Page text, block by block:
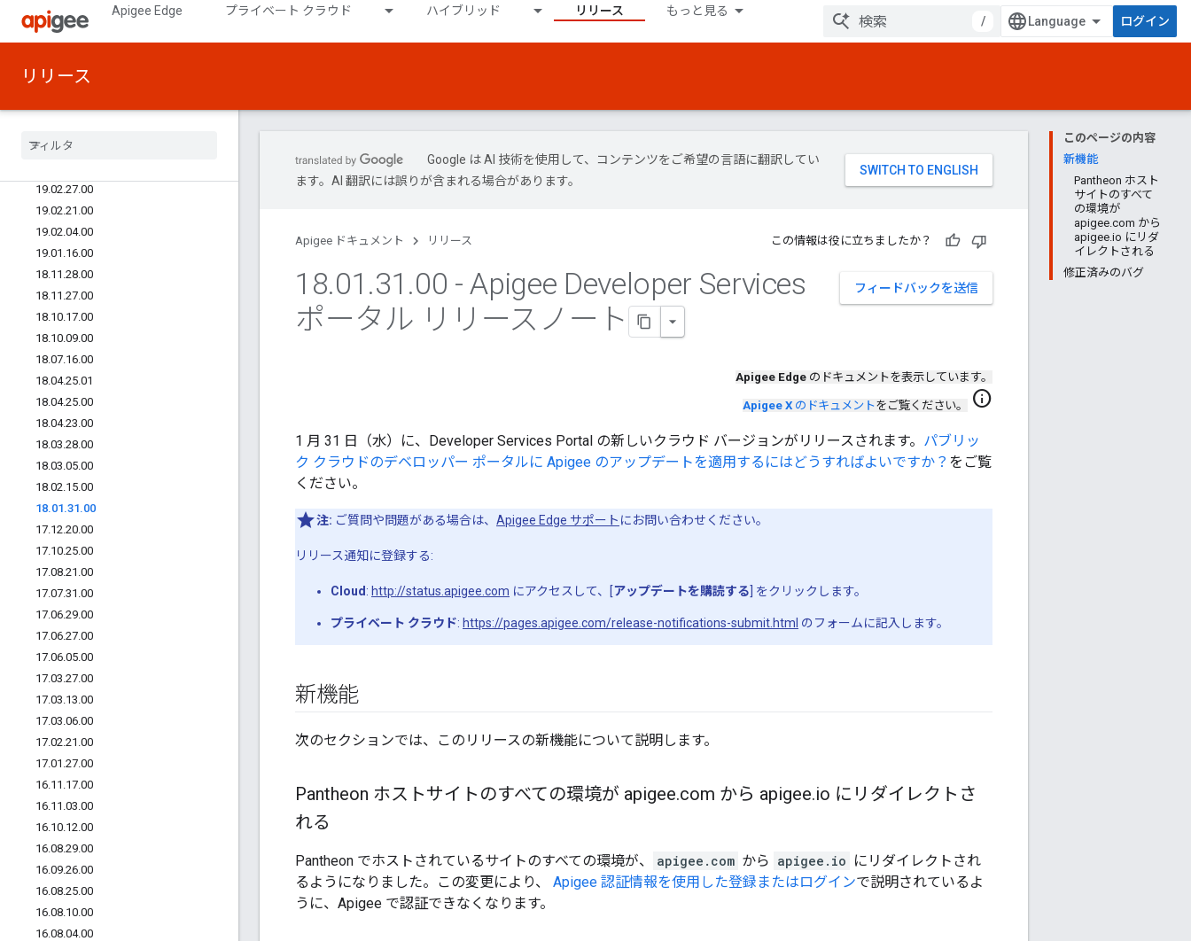
Apigee Edge プライベート クラウド ハイブリッド リリース もっと見る
/ ログイン
リリース
19.12.20.00
19.11.21.00
19.07.08.00
19 04.18
19.02.27.00
19.02.21 .00
19.02.04.00
19.01 .16.00
18.11 .28.00
18.11 .27.00
18.10.17.00
18.10.09.00
18.07.16.00
18.04.25.01
18.04.25.00
18.04.23.00
18.03.28.00
18.03.05.00
18.02.15.00
18.01.31.00
17.12.20.00
17.10.25.00
17.08.21 .00
17.07.31 .00
17.06.29.00
17.06.27.00
17.06.05.00
17.03.27.00
17.03.13.00
17.03.06.00
17.02.21 .00
17.01 .27.00
16.11 .17.00
16.11 .03.00
16.10.12.00
16.08.29.00
16.09.26.00
16.08.25.00
16.08.10.00
16.08.04.00
このページの内容
新機能
Pantheon ホスト
サイトのすべて
の環境が
apigee.com から
apigee.io にリダ
イレクトされる
修正済みのバグ
Google は AI 技術を使用して、コンテンツをご希望の言語に翻訳してい
ます。AI 翻訳には誤りが含まれる場合があります。
Apigee ドキュメント リリース この情報は役に立ちましたか？
フィードバックを送信
18.01 .31 .00 - Apigee Developer Services
ポータル リリースノート
Apigee Edge のドキュメントを表示しています。
Apigee X のドキュメントをご覧ください。 info
1 月 31 日（水）に、Developer Services Portal の新しいクラウド バージョンがリリースされます。 パブリッ
ク クラウドのデベロッパー ポータルに Apigee のアップデートを適用するにはどうすればよいですか？ をご覧
ください。
注: ご質問や問題がある場合は、 Apigee Edge サポート にお問い合わせください。
リリース通知に登録する:
Cloud : http://status.apigee.com にアクセスして、[アップデートを購読する ] をクリックします。
プライベート クラウド: https://pages.apigee.com/release-notifications-submit.html のフォームに記入します。
新機能
次のセクションでは、このリリースの新機能について説明します。
Pantheon ホストサイトのすべての環境が apigee.com から apigee.io にリダイレクトさ
れる
Pantheon でホストされているサイトのすべての環境が、 apigee.com から apigee.io にリダイレクトされ
るようになりました。この変更により、
Apigee 認証情報を使用した登録またはログインで説明されているよ
うに、Apigee で認証できなくなります。